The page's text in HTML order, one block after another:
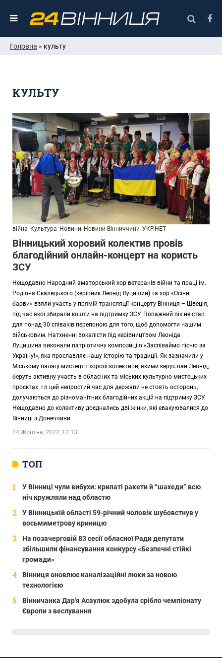
Головна » культу
КУЛЬТУ
війна Культура Новини Новини Вінниччини УКР.НЕТ
Вінницький хоровий колектив провів
благодійний онлайн-концерт на користь
ЗСУ
Нещодавно Народний аматорський хор ветеранів війни та праці ім.
Родіона Скалецького (керівник Леонід Луцишин) та хор «Осінні
барви» взяли участь у прямій трансляції концерту Вінниця – Швеція,
під час якої збирали кошти на підтримку ЗСУ. Поважний вік не став
для понад 30 співаків перепоною для того, щоб допомогти нашим
військовим. Натхненні вокалісти під керівництвом Леоніда
Луцишина виконали патріотичну композицію «Заспіваймо пісню за
Україну!», яка прославляє нашу історію та традиції. Як зазначили у
Міському палаці мистецтв хорові колективи, якими керує пан Леонід,
беруть активну участь в обласних та міських культурно-мистецьких
проєктах. І в цей непростий час для держави не стоять осторонь,
долучаються до різноманітних благодійних акцій на підтримку ЗСУ.
Нещодавно до колективу доєднались дві жінки, які евакуювалися до
Вінниці з Донеччини.
24 Жовтня, 2022, 12:13
ТОП
У Вінниці чули вибухи: крилаті ракети й “шахеди” всю
ніч кружляли над областю
У Вінницькій області 59-річний чоловік шубовстнув у
восьмиметрову криницю
На позачерговій 83 сесії обласної Ради депутати
збільшили фінансування конкурсу «Безпечні стійкі
громади»
Вінниця оновлює каналізаційні люки за новою
технологією
Вінничанка Дар'я Асаулюк здобула срібло чемпіонату
Європи з веслування